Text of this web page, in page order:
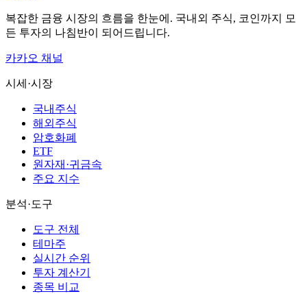
복잡한 금융 시장의 흐름을 한눈에. 국내외 주식, 코인까지 모
든 투자의 나침반이 되어드립니다.
카카오 채널
시세·시장
국내주식
해외주식
암호화폐
ETF
원자재·귀금속
주요 지수
분석·도구
도구 전체
테마주
실시간 순위
투자 계산기
종목 비교